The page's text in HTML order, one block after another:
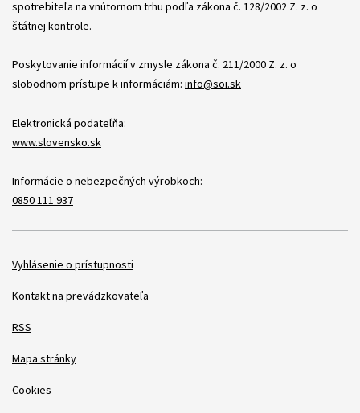
spotrebiteľa na vnútornom trhu podľa zákona č. 128/2002 Z. z. o
štátnej kontrole.
Poskytovanie informácií v zmysle zákona č. 211/2000 Z. z. o
slobodnom prístupe k informáciám: info@soi.sk
Elektronická podateľňa:
www.slovensko.sk
Informácie o nebezpečných výrobkoch:
0850 111 937
Položky
Vyhlásenie o prístupnosti
Kontakt na prevádzkovateľa
RSS
Mapa stránky
Cookies